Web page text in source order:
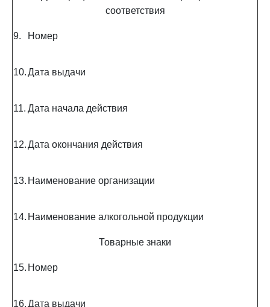
соответствия
9. Номер
10.Дата выдачи
11. Дата начала действия
12.Дата окончания действия
13. Наименование организации
14. Наименование алкогольной продукции
Товарные знаки
15. Номер
16.Дата выдачи